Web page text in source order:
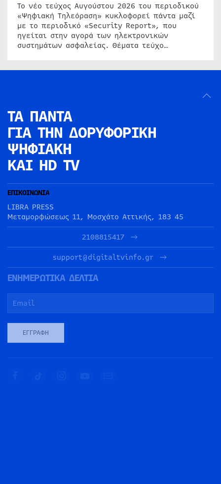
Το νέο τεύχος Αυγούστου 2026 του περιοδικού
«Ψηφιακή Τηλεόραση» κυκλοφορεί πάντα μαζί
με το περιοδικό «Security Report», που
ηγείται στην αγορά των ηλεκτρονικών
συστημάτων ασφαλείας. Θέματα τεύχο…
ΤΑ ΠΑΝΤΑ
ΓΙΑ ΤΗΝ ΔΟΡΥΦΟΡΙΚΗ
ΨΗΦΙΑΚΗ
ΚΑΙ HD TV
ΕΠΙΚΟΙΝΩΝΙΑ
LIBRA PRESS
Μεταμορφώσεως 11, Μοσχάτο Αττικής, 183 45
2108815417
support@digitaltvinfo.gr
ΕΝΗΜΕΡΩΤΙΚΑ ΔΕΛΤΙΑ
ΕΓΓΡΑΦΉ